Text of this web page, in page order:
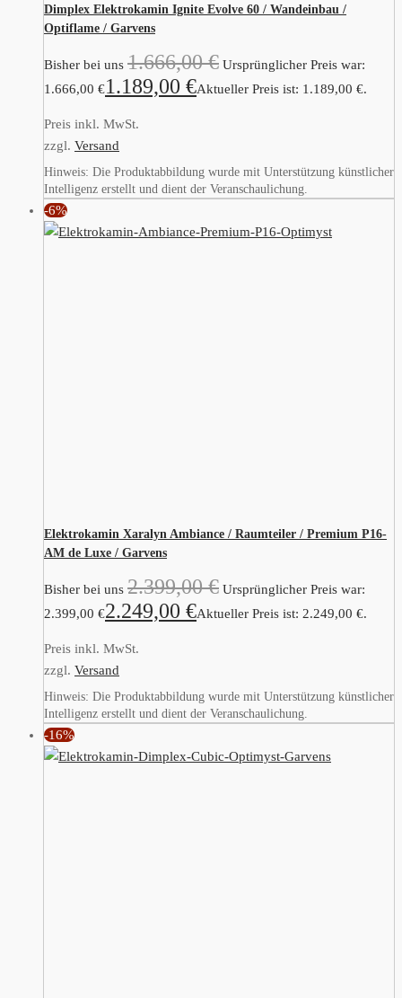
Dimplex Elektrokamin Ignite Evolve 60 / Wandeinbau /
Optiflame / Garvens
Bisher bei uns 1.666,00€ Ursprünglicher Preis war:
1.666,00 €1.189,00 €Aktueller Preis ist: 1.189,00 €.
Preis inkl. MwSt.
zzgl. Versand
Hinweis: Die Produktabbildung wurde mit Unterstützung künstlicher
Intelligenz erstellt und dient der Veranschaulichung.
-6%
Elektrokamin Xaralyn Ambiance / Raumteiler / Premium P16-
AM de Luxe / Garvens
Bisher bei uns 2.399,00€ Ursprünglicher Preis war:
2.399,00 €2.249,00 €Aktueller Preis ist: 2.249,00 €.
Preis inkl. MwSt.
zzgl. Versand
Hinweis: Die Produktabbildung wurde mit Unterstützung künstlicher
Intelligenz erstellt und dient der Veranschaulichung.
-16%